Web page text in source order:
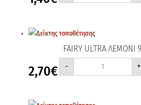
FAIRY ULTRA ΛΕΜΟΝΙ
2,70€ -
FAIRY
ΛΕΜΟΝΙ
+